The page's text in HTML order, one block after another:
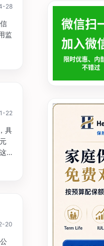
28
监
22
具
20